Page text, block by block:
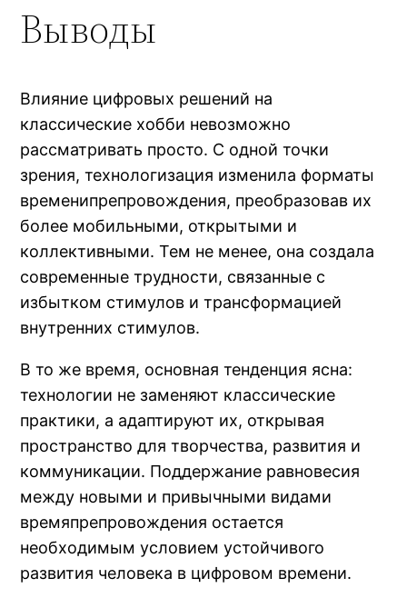
Выводы
Влияние цифровых решений на
классические хобби невозможно
рассматривать просто. С одной точки
зрения, технологизация изменила форматы
временипрепровождения, преобразовав их
более мобильными, открытыми и
коллективными. Тем не менее, она создала
современные трудности, связанные с
избытком стимулов и трансформацией
внутренних стимулов.
В то же время, основная тенденция ясна:
технологии не заменяют классические
практики, а адаптируют их, открывая
пространство для творчества, развития и
коммуникации. Поддержание равновесия
между новыми и привычными видами
времяпрепровождения остается
необходимым условием устойчивого
развития человека в цифровом времени.